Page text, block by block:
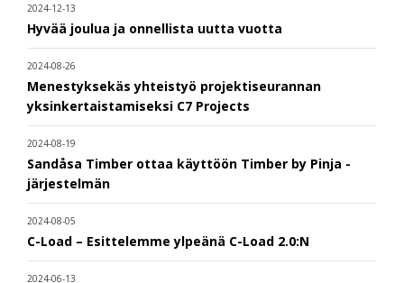
2024-12-13
Hyvää joulua ja onnellista uutta vuotta
2024-08-26
Menestyksekäs yhteistyö projektiseurannan
yksinkertaistamiseksi C7 Projects
2024-08-19
Sandåsa Timber ottaa käyttöön Timber by Pinja -
järjestelmän
2024-08-05
C-Load – Esittelemme ylpeänä C-Load 2.0:N
2024-06-13